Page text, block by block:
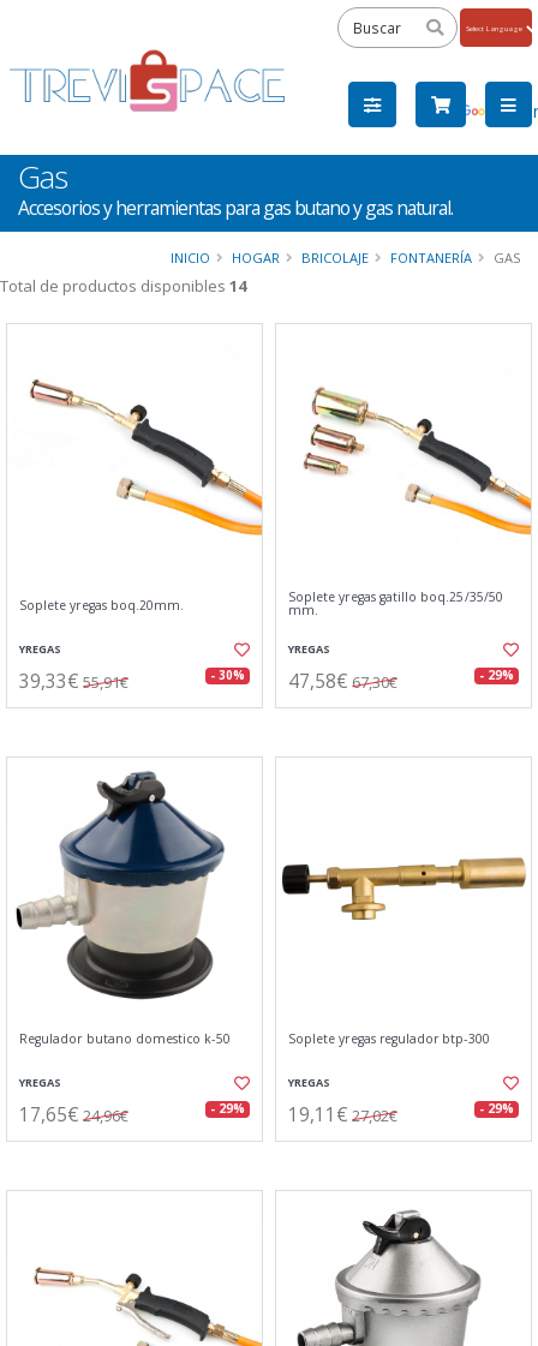
by
Gas
Accesorios y herramientas para gas butano y gas natural.
INICIO HOGAR BRICOLAJE FONTANERÍA GAS
Total de productos disponibles 14
Soplete yregas boq.20mm.
YREGAS
39,33€ 55,91€ - 30%
Soplete yregas gatillo boq.25/35/50
mm.
YREGAS
47,58€ 67,30€ - 29%
Regulador butano domestico k-50
YREGAS
17,65€ 24,96€ - 29%
Soplete yregas regulador btp-300
YREGAS
19,11€ 27,02€ - 29%